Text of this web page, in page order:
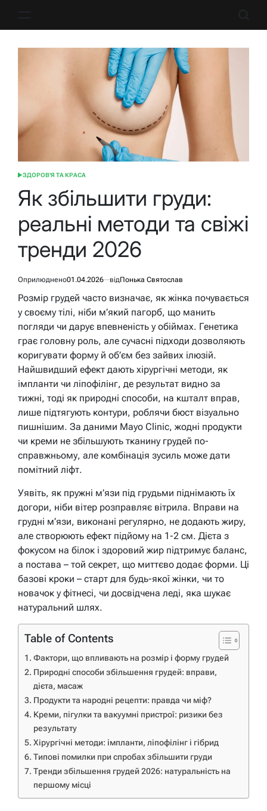
ОПУБЛІКУВАТИ
ЗДОРОВ'Я ТА КРАСА
Як збільшити груди:
реальні методи та свіжі
тренди 2026
Оприлюднено01.04.2026 відПонька Святослав
Розмір грудей часто визначає, як жінка почувається
у своєму тілі, ніби м’який пагорб, що манить
погляди чи дарує впевненість у обіймах. Генетика
грає головну роль, але сучасні підходи дозволяють
коригувати форму й об’єм без зайвих ілюзій.
Найшвидший ефект дають хірургічні методи, як
імпланти чи ліпофілінг, де результат видно за
тижні, тоді як природні способи, на кшталт вправ,
лише підтягують контури, роблячи бюст візуально
пишнішим. За даними Mayo Clinic, жодні продукти
чи креми не збільшують тканину грудей по-
справжньому, але комбінація зусиль може дати
помітний ліфт.
Уявіть, як пружні м’язи під грудьми піднімають їх
догори, ніби вітер розправляє вітрила. Вправи на
грудні м’язи, виконані регулярно, не додають жиру,
але створюють ефект підйому на 1-2 см. Дієта з
фокусом на білок і здоровий жир підтримує баланс,
а постава – той секрет, що миттєво додає форми. Ці
базові кроки – старт для будь-якої жінки, чи то
новачок у фітнесі, чи досвідчена леді, яка шукає
натуральний шлях.
Table of Contents
Фактори, що впливають на розмір і форму грудей
Природні способи збільшення грудей: вправи,
дієта, масаж
Продукти та народні рецепти: правда чи міф?
Креми, пігулки та вакуумні пристрої: ризики без
результату
Хірургічні методи: імпланти, ліпофілінг і гібрид
Типові помилки при спробах збільшити груди
Тренди збільшення грудей 2026: натуральність на
першому місці